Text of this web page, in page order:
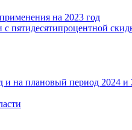
на 2023 год
пятидесятипроцентной
и на плановый период 2024 и